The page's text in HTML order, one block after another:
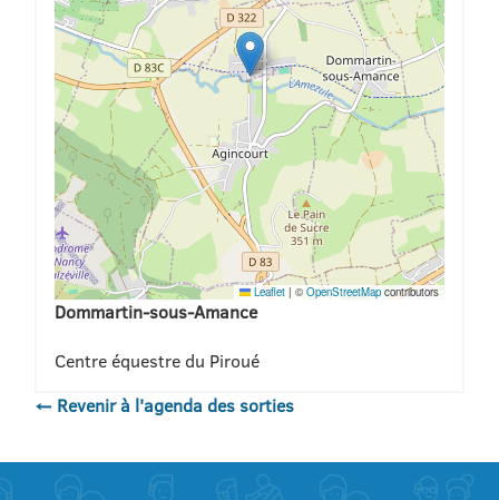
Leaflet | ©OpenStreetMap contributors
Dommartin-sous-Amance
Centre équestre du Piroué
← Revenir à l'agenda des sorties